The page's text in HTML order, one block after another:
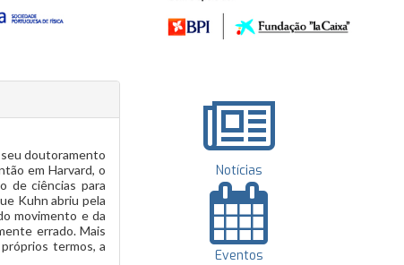
doutoramento
em Harvard, o
de ciências para
Kuhn abriu pela
movimento e da
errado. Mais
termos, a
Notícias
Eventos